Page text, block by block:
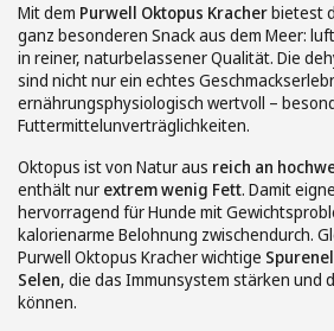
Mit dem Purwell Oktopus Kracherbietest
ganz besonderen Snack aus dem Meer:
in reiner, naturbelassener Qualität. Die
sind nicht nur ein echtes
ernährungsphysiologisch wertvoll –
Futtermittelunverträglichkeiten.
Oktopus ist von Natur aus reich an
enthält nur extrem wenig Fett. Damit
hervorragend für Hunde mit
kalorienarme Belohnung zwischendurch.
Purwell Oktopus Kracher wichtige
Selen, die das Immunsystem stärken und
können.